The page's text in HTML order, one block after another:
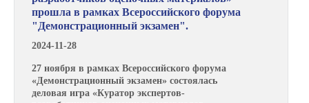
прошла в рамках Всероссийского форума
"Демонстрационный экзамен".
2024-11-28
27 ноября в рамках Всероссийского форума
«Демонстрационный экзамен» состоялась
деловая игра «Куратор экспертов-